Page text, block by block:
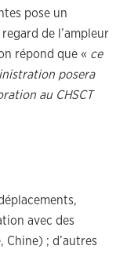
pose un
de l’ampleur
répond que « ce
posera
au CHSCT
avec des
Chine) ; d’autres